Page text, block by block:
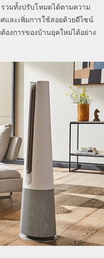
วมทั้งปรับโหมดได้ตามความ
และเพิ่มการใช้สอยด้วยดีไซน์
งการของบ้านยุคใหม่ได้อย่าง